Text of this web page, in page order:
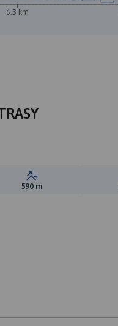
6.3 km
Suma przewyższeń:
590 m